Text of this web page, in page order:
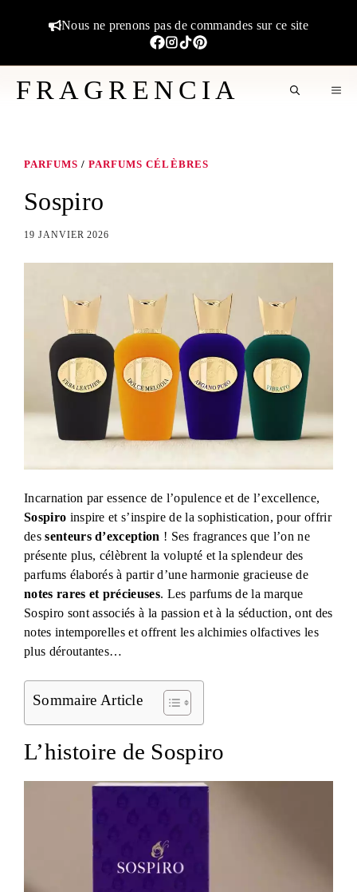
Nous ne prenons pas de commandes sur ce site
FRAGRENCIA
PARFUMS /PARFUMS CÉLÈBRES
Sospiro
19 JANVIER 2026
Incarnation par essence de l’opulence et de l’excellence,
Sospiro inspire et s’inspire de la sophistication, pour offrir
dessenteurs d’exception ! Ses fragrances que l’on ne
présente plus, célèbrent la volupté et la splendeur des
parfums élaborés à partir d’une harmonie gracieuse de
notes rares et précieuses. Les parfums de la marque
Sospiro sont associés à la passion et à la séduction, ont des
notes intemporelles et offrent les alchimies olfactives les
plus déroutantes…
Sommaire Article
L’histoire de Sospiro